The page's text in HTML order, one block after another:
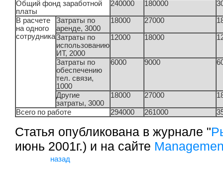
Общий фонд заработной
платы
240000 180000
В расчете
на одного
сотрудника
Затраты по
аренде, 3000
18000 27000
Затраты по
использованию
ИТ, 2000
12000 18000
Затраты по
обеспечению
тел. связи,
1000
6000 9000
Другие
затраты, 3000
18000 27000
Всего по работе 294000 261000
Статья опубликована в журнале "
июнь 2001г.) и на сайте
назад